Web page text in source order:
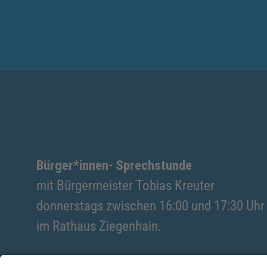
Bürger*innen- Sprechstunde
mit Bürgermeister Tobias Kreuter
donnerstags zwischen 16:00 und 17:30 Uhr
im Rathaus Ziegenhain.